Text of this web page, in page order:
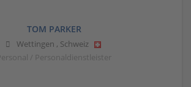
TOM PARKER
Wettingen , Schweiz
/ Personaldienstleister